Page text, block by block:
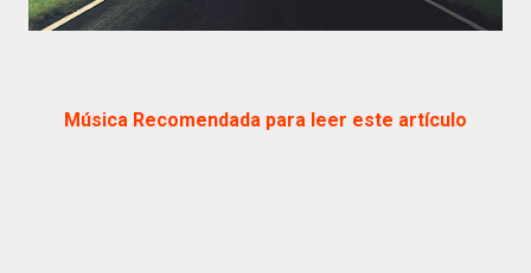
Música Recomendada para leer este artículo